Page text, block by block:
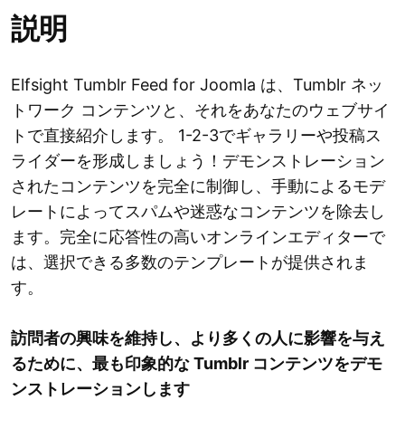
説明
Elfsight Tumblr Feed for Joomla は、Tumblr ネッ
トワーク コンテンツと、それをあなたのウェブサイ
トで直接紹介します。 1-2-3でギャラリーや投稿ス
ライダーを形成しましょう！デモンストレーション
されたコンテンツを完全に制御し、手動によるモデ
レートによってスパムや迷惑なコンテンツを除去し
ます。完全に応答性の高いオンラインエディターで
は、選択できる多数のテンプレートが提供されま
す。
訪問者の興味を維持し、より多くの人に影響を与え
るために、最も印象的な Tumblr コンテンツをデモ
ンストレーションします